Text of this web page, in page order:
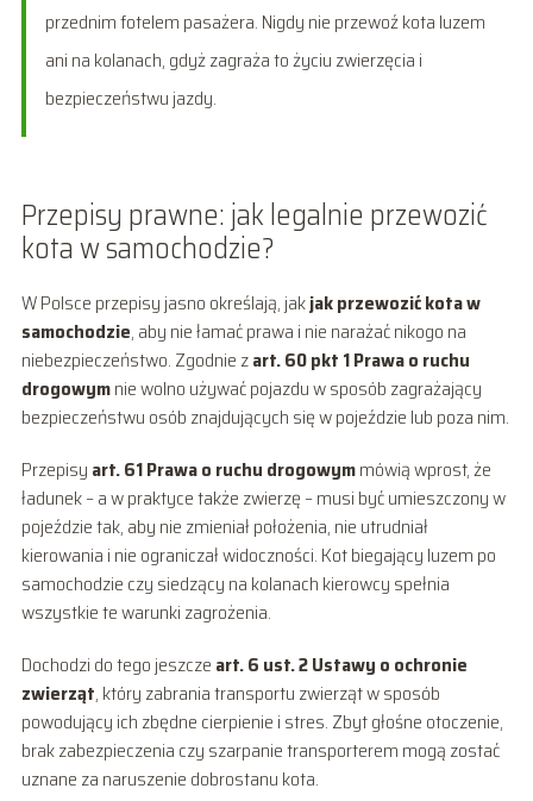
przednim fotelem pasażera. Nigdy nie przewoź kota luzem
ani na kolanach, gdyż zagraża to życiu zwierzęcia i
bezpieczeństwu jazdy.
Przepisy prawne: jak legalnie przewozić
kota w samochodzie?
W Polsce przepisy jasno określają, jakjak przewozić kota w
samochodzie, aby nie łamać prawa i nie narażać nikogo na
niebezpieczeństwo. Zgodnie zart. 60 pkt 1 Prawa o ruchu
drogowymnie wolno używać pojazdu w sposób zagrażający
bezpieczeństwu osób znajdujących się w pojeździe lub poza nim.
Przepisy art. 61 Prawa o ruchu drogowymmówią wprost, że
ładunek – a w praktyce także zwierzę – musi być umieszczony w
pojeździe tak, aby nie zmieniał położenia, nie utrudniał
kierowania i nie ograniczał widoczności. Kot biegający luzem po
samochodzie czy siedzący na kolanach kierowcy spełnia
wszystkie te warunki zagrożenia.
Dochodzi do tego jeszcze art. 6 ust. 2 Ustawy o ochronie
zwierząt, który zabrania transportu zwierząt w sposób
powodujący ich zbędne cierpienie i stres. Zbyt głośne otoczenie,
brak zabezpieczenia czy szarpanie transporterem mogą zostać
uznane za naruszenie dobrostanu kota.